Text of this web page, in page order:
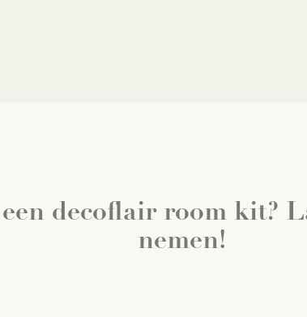
decoflair room kit?
nemen!